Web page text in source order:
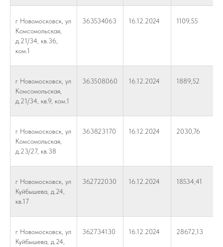
г Новомосковск, ул
Комсомольская,
д.21/34, кв.36,
ком.1
363534063 16.12.2024 1109,55
г Новомосковск, ул
Комсомольская,
д.21/34, кв.9, ком.1
363508060 16.12.2024 1889,52
г Новомосковск, ул
Комсомольская,
д.23/27, кв.38
363823170 16.12.2024 2030,76
г Новомосковск, ул
Куйбышева, д.24,
кв.17
362722030 16.12.2024 18534,41
г Новомосковск, ул
Куйбышева, д.24,
362734130 16.12.2024 28672,13